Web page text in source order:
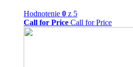
Hodnotenie 0 z 5
Call for Price Call for Price